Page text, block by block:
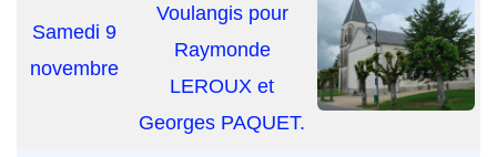
Samedi 9
novembre
Voulangis pour
Raymonde
LEROUX et
Georges PAQUET.